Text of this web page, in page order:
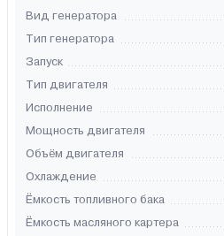
Вид генератора
Тип генератора
Запуск
Тип двигателя
Исполнение
Мощность двигателя
Объём двигателя
Охлаждение
Ёмкость топливного бака
Ёмкость масляного картера